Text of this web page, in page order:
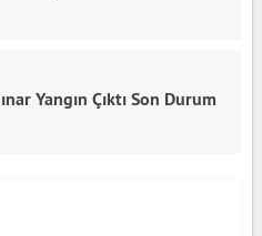
Yangın Çıktı Son Durum